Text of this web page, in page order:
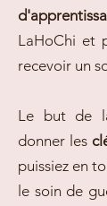
LaHoChi et
recevoir un
Le but de
donner les
puissiez en
le soin de